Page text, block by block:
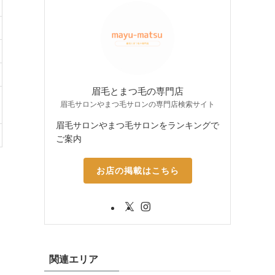
眉毛とまつ毛の専門店
眉毛サロンやまつ毛サロンの専門店検索サイト
眉毛サロンやまつ毛サロンをランキングで
ご案内
お店の掲載はこちら
関連エリア